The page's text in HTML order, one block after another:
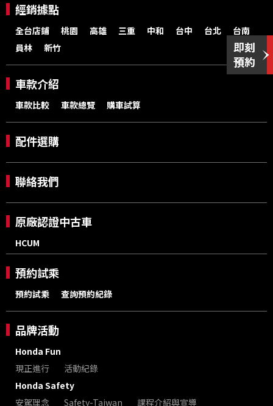
經銷據點
全台店鋪 桃園 高雄 三重 中和 台中 台北
台南
員林
新竹
車款介紹
車款比較 車款總覽 購車試算
配件選購
聯絡我們
原廠認證中古車
HCUM
預約試乘
預約試乘 查詢預約紀錄
品牌活動
Honda Fun
現正進行
活動紀錄
Honda Safety
安駕理念
Safety-Taiwan 課程介紹與宣導